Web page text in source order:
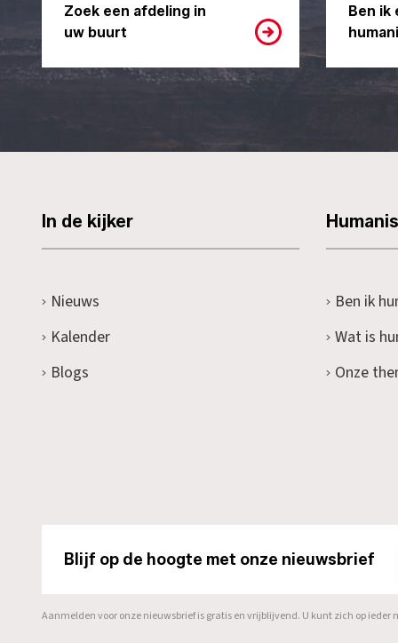
Zoek een afdeling in
uw buurt
Ben ik
In de kijker
Nieuws
Kalender
Blogs
Ben ik
Wat is
Onze
Blijf op de hoogte met onze nieuwsbrief
Aanmelden voor onze nieuwsbrief is gratis en vrijblijvend. U kunt zich op ieder